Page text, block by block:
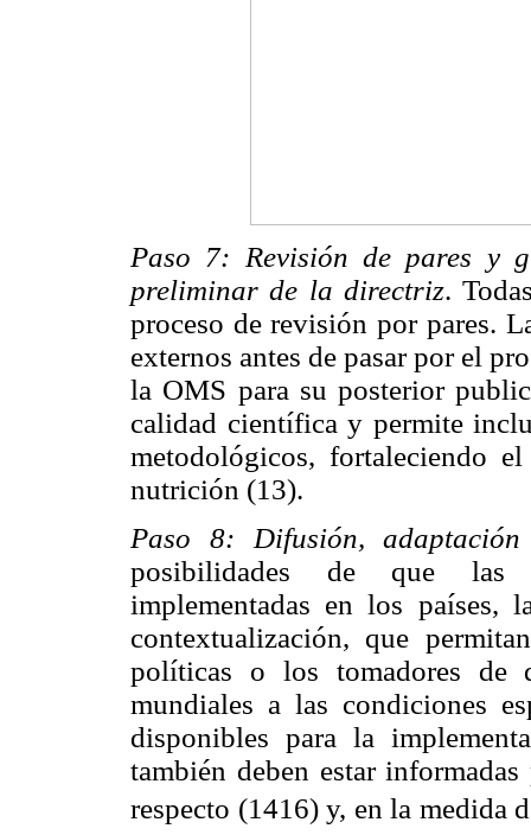
Paso 7: Revisión de pares y
preliminar de la directriz.
proceso de revisión por pares.
externos antes de pasar por el
la OMS para su posterior
calidad científica y permite
metodológicos, fortaleciendo
nutrición (13).
Paso 8: Difusión, adaptación
posibilidades de que las
implementadas en los países,
contextualización, que
políticas o los tomadores de
mundiales a las condiciones
disponibles para la
también deben estar
respecto (1416) y, en la medida